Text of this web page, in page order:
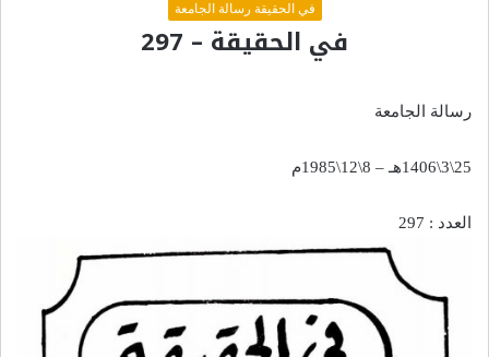
في الحقيقة رسالة الجامعة
في الحقيقة – 297
رسالة الجامعة
25\3\1406هـ – 8\12\1985م
العدد : 297